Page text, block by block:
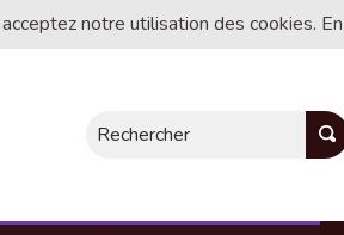
notre utilisation des cookies.
Rechercher